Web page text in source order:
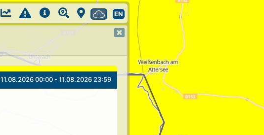
EN
11.08.2026 00:00 - 11.08.2026 23:59